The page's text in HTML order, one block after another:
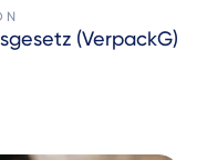
(VerpackG)